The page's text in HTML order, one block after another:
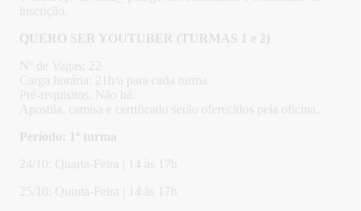
inscrição.
QUERO SER YOUTUBER (TURMAS 1 e 2)
Nº de Vagas: 22
Carga horária: 21h/a para cada turma
Pré-requisitos: Não há.
Apostila, camisa e certificado serão oferecidos pela oficina.
Período: 1ª turma
24/10: Quarta-Feira | 14 às 17h
25/10: Quinta-Feira | 14 às 17h